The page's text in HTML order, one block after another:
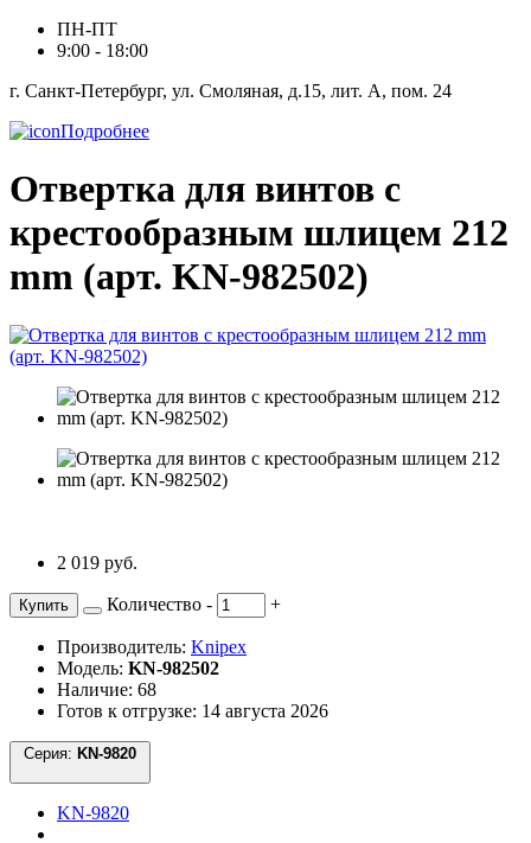
ПН-ПТ
9:00 - 18:00
г. Санкт-Петербург, ул. Смоляная, д.15, лит. А, пом. 24
Подробнее
Отвертка для винтов с
крестообразным шлицем 212
mm (арт. KN-982502)
2 019 руб.
Купить Количество - +
Производитель: Knipex
Модель: KN-982502
Наличие: 68
Готов к отгрузке: 14 августа 2026
Серия:
KN-9820